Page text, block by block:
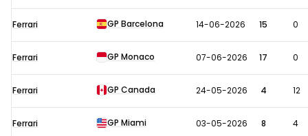
Ferrari GP Barcelona 14-06-2026 15 0
Ferrari GP Monaco 07-06-2026 17 0
Ferrari GP Canada 24-05-2026 4 12
Ferrari GP Miami 03-05-2026 8 4